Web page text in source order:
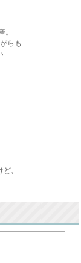
。
らも
、